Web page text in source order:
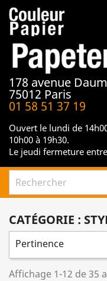
178 avenue
75012 Paris
01 58 51 37 19
Ouvert le lundi de
10h00 à 19h30.
Le jeudi fermeture
CATÉGORIE :
Pertinence
Affichage 1-12 de 35